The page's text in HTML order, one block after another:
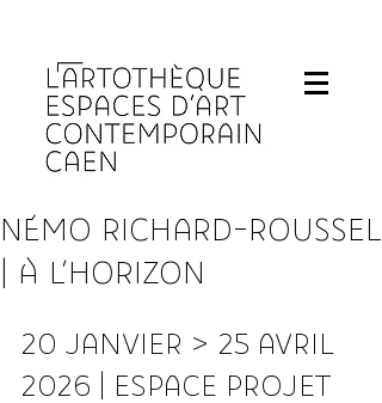
NÉMO RICHARD-ROUSSEL
| À L'HORIZON
20 JANVIER > 25 AVRIL
2026 | ESPACE PROJET